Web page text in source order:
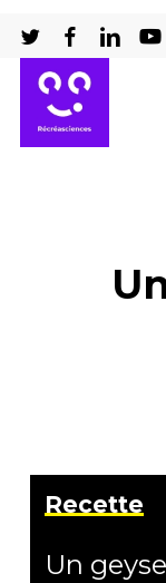
au
contenu
principal
Recette
Un